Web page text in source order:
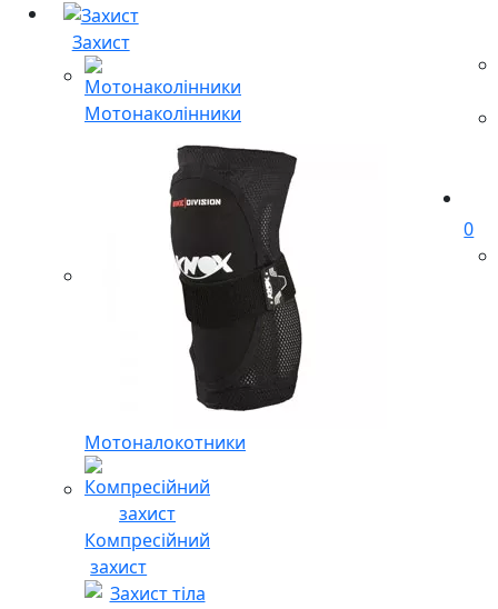
Захист
Мотонаколінники
Мотоналокотники
Компресійний
захист
0